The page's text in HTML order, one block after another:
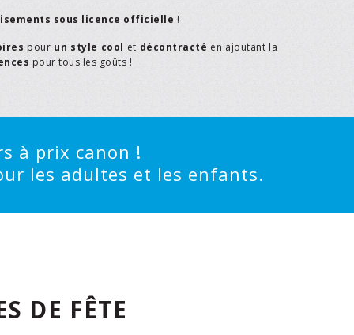
sous licence officielle !
pour un style cool et décontracté en ajoutant la
pour tous les goûts !
à prix canon !
les adultes et les enfants.
DE FÊTE